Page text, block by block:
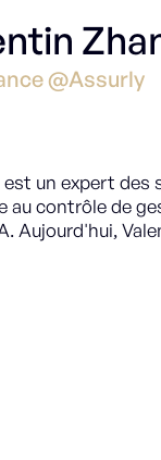
@Assurly
un expert des
au contrôle de
Aujourd'hui,